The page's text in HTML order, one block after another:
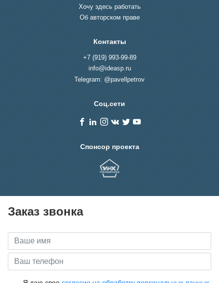
Хочу здесь работать
Об авторском праве
Контакты
+7 (919) 993-99-89
info@ideasp.ru
Telegram: @pavellpetrov
Соц.сети
Спонсор проекта
Заказ звонка